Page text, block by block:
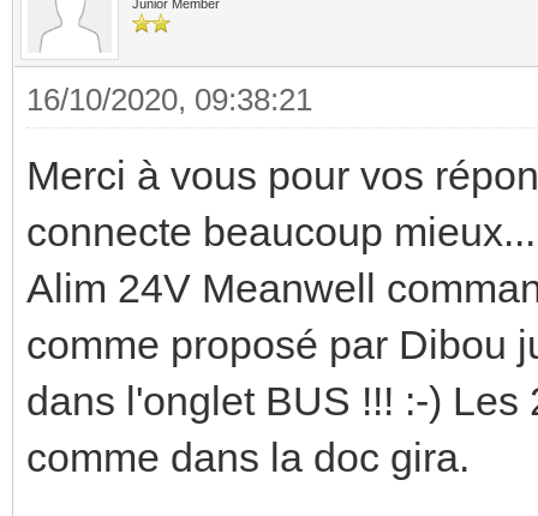
Junior Member
16/10/2020, 09:38:21
Merci à vous pour vos
connecte beaucoup
Alim 24V Meanwell
comme proposé par Dibou
dans l'onglet BUS !!! :-)
comme dans la doc gira.